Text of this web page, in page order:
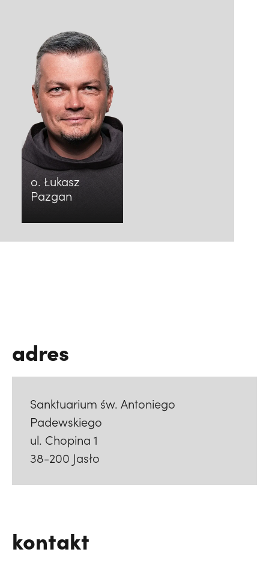
o. Łukasz
Pazgan
adres
Sanktuarium św. Antoniego
Padewskiego
ul. Chopina 1
38-200 Jasło
kontakt